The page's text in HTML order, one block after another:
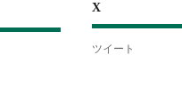
X
ツイート